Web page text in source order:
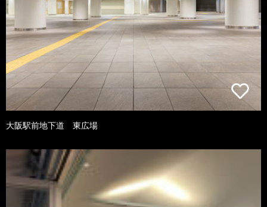
大阪駅前地下道 東広場